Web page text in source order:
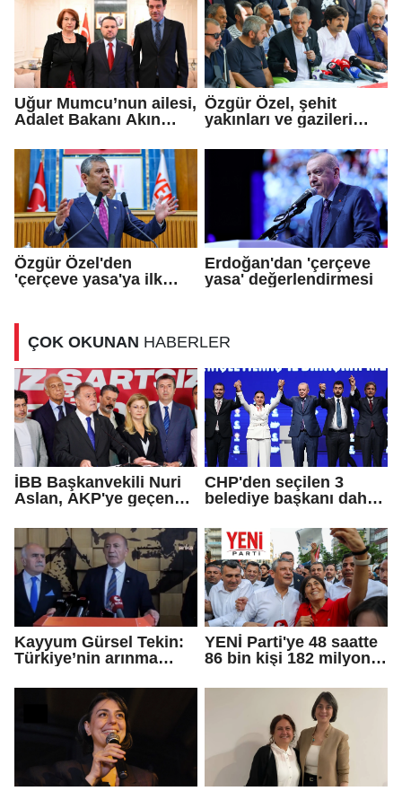
Uğur Mumcu’nun ailesi,
Adalet Bakanı Akın
Özgür Özel, şehit
yakınları ve gazileri
Özgür Özel'den
'çerçeve yasa'ya ilk
Erdoğan'dan 'çerçeve
yasa' değerlendirmesi
ÇOK OKUNAN HABERLER
İBB Başkanvekili Nuri
Aslan, AKP'ye geçen
iddialarına yanıt verdi
CHP'den seçilen 3
belediye başkanı daha
Kayyum Gürsel Tekin:
Türkiye’nin arınma
geldiniz...
YENİ Parti'ye 48 saatte
86 bin kişi 182 milyon